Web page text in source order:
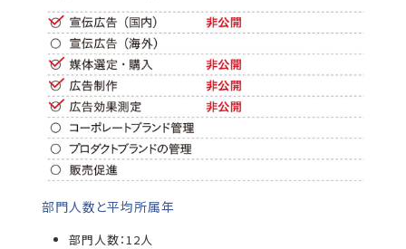
部門人数と平均所属年
部門人数：12人